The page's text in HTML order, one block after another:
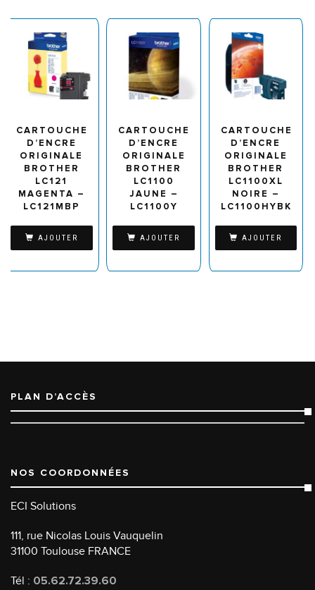
CARTOUCHE
D’ENCRE
ORIGINALE
BROTHER
LC121
MAGENTA –
LC121MBP
AJOUTER
CARTOUCHE
D’ENCRE
ORIGINALE
BROTHER
LC1100
JAUNE –
LC1100Y
AJOUTER
CARTOUCHE
D’ENCRE
ORIGINALE
BROTHER
LC1100XL
NOIRE –
LC1100HYBK
AJOUTER
PLAN D’ACCÈS
NOS COORDONNÉES
ECI Solutions
111, rue Nicolas Louis Vauquelin
31100 Toulouse FRANCE
Tél : 05.62.72.39.60